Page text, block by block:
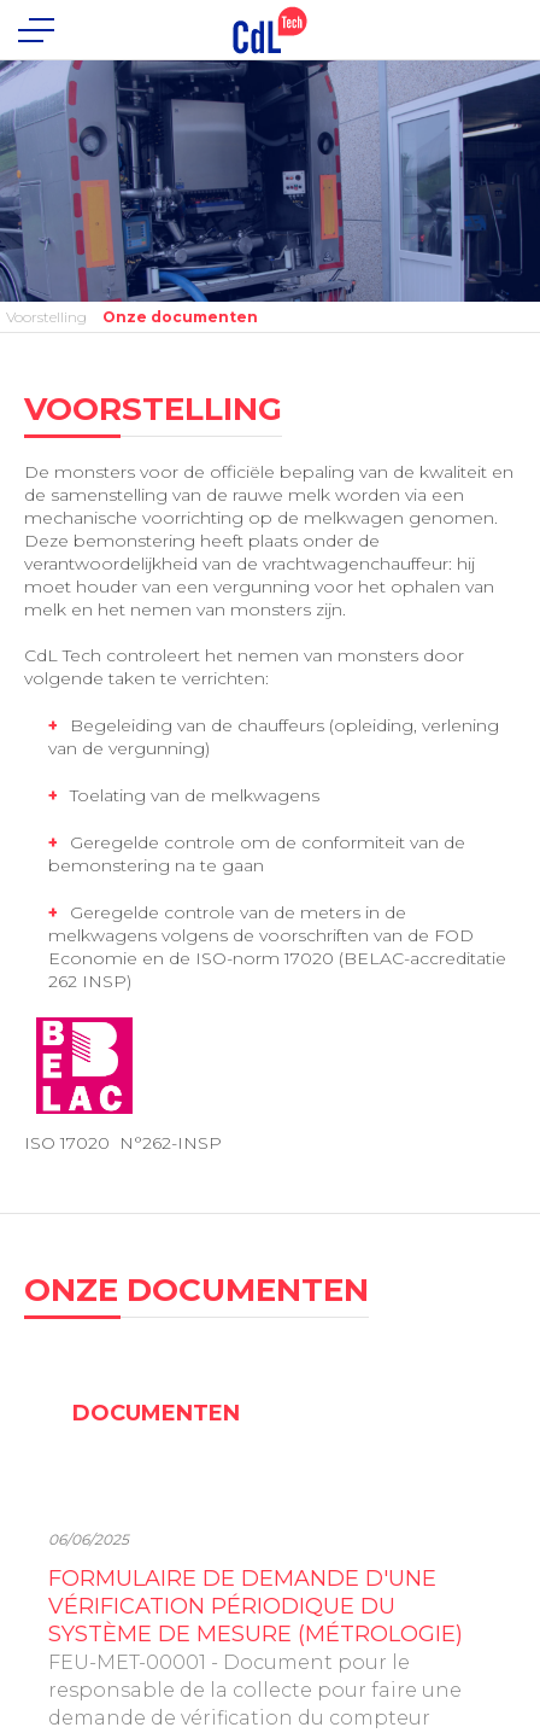
Voorstelling Onze documenten
VOORSTELLING
De monsters voor de officiële bepaling van de kwaliteit en
de samenstelling van de rauwe melk worden via een
mechanische voorrichting op de melkwagen genomen.
Deze bemonstering heeft plaats onder de
verantwoordelijkheid van de vrachtwagenchauffeur: hij
moet houder van een vergunning voor het ophalen van
melk en het nemen van monsters zijn.
CdL Tech controleert het nemen van monsters door
volgende taken te verrichten:
Begeleiding van de chauffeurs (opleiding, verlening
van de vergunning)
Toelating van de melkwagens
Geregelde controle om de conformiteit van de
bemonstering na te gaan
Geregelde controle van de meters in de
melkwagens volgens de voorschriften van de FOD
Economie en de ISO-norm 17020 (BELAC-accreditatie
262 INSP)
ISO 17020 N°262-INSP
ONZE DOCUMENTEN
DOCUMENTEN
06/06/2025
FORMULAIRE DE DEMANDE D'UNE
VÉRIFICATION PÉRIODIQUE DU
SYSTÈME DE MESURE (MÉTROLOGIE)
FEU-MET-00001 - Document pour le
responsable de la collecte pour faire une
demande de vérification du compteur